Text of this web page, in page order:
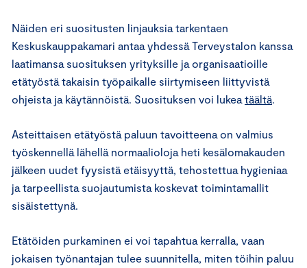
Näiden eri suositusten linjauksia tarkentaen
Keskuskauppakamari antaa yhdessä Terveystalon kanssa
laatimansa suosituksen yrityksille ja organisaatioille
etätyöstä takaisin työpaikalle siirtymiseen liittyvistä
ohjeista ja käytännöistä. Suosituksen voi lukea täältä.
Asteittaisen etätyöstä paluun tavoitteena on valmius
työskennellä lähellä normaalioloja heti kesälomakauden
jälkeen uudet fyysistä etäisyyttä, tehostettua hygieniaa
ja tarpeellista suojautumista koskevat toimintamallit
sisäistettynä.
Etätöiden purkaminen ei voi tapahtua kerralla, vaan
jokaisen työnantajan tulee suunnitella, miten töihin paluu